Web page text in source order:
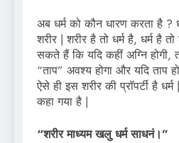
अब धर्म को कौन धारण करता है ?
शरीर | शरीर है तो धर्म है, धर्म है
सकते हैं कि यदि कहीं अग्नि होगी,
“ताप” अवश्य होगा और यदि ताप
ऐसे ही इस शरीर की प्रॉपर्टी है
कहा गया है |
“शरीर माध्यम खलु धर्म साधनं।”